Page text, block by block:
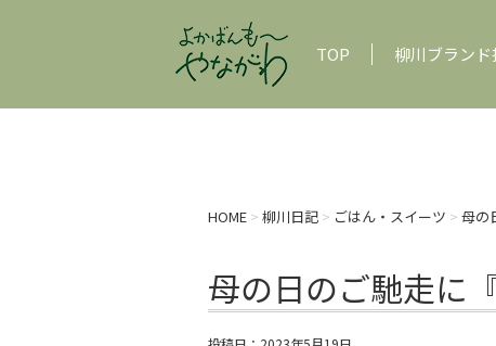
TOP 柳川ブラン
HOME > 柳川日記 > ごはん・スイーツ > 母の
母の日のご馳走に